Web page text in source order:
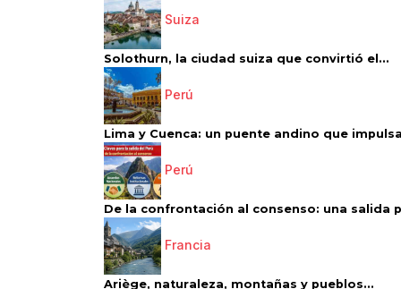
Suiza
Solothurn, la ciudad suiza que convirtió el...
Perú
Lima y Cuenca: un puente andino que
Perú
De la confrontación al consenso: una salida
Francia
Ariège, naturaleza, montañas y pueblos...